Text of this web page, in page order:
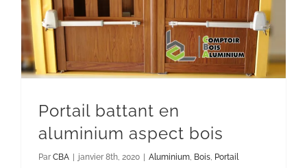
Portail battant en aluminium aspect
bois
Aluminium Bois Portail
Portail battant en
aluminium aspect bois
Par CBA | janvier 8th, 2020 | Aluminium Bois Portail